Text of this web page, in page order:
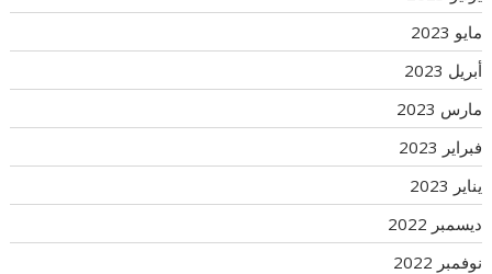
مايو 2023
أبريل 2023
مارس 2023
فبراير 2023
يناير 2023
ديسمبر 2022
نوفمبر 2022